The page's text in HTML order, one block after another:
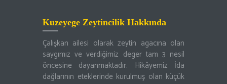
Kuzeyege Zeytincilik Hakkında
Çalışkan ailesi olarak zeytin agacına olan
saygımız ve verdiğimiz deger tam 3 nesil
öncesine dayanmaktadır. Hikâyemiz İda
dağlarının eteklerinde kurulmuş olan küçük